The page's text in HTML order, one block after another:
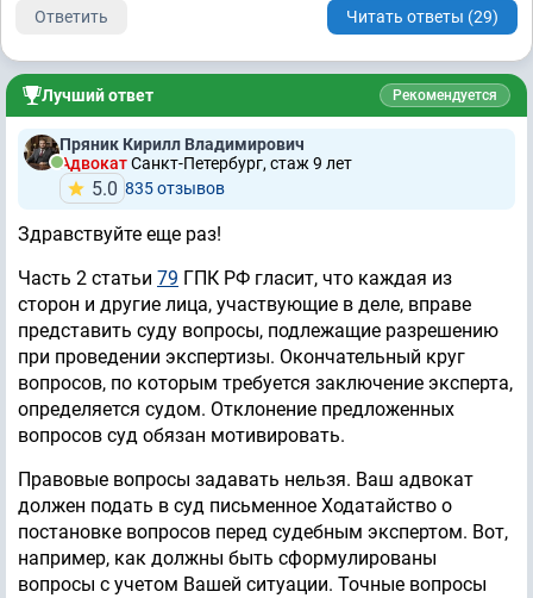
Ответить Читать ответы (29)
Лучший ответ Рекомендуется
Пряник Кирилл Владимирович
АдвокатСанкт-Петербург, стаж 9 лет
5.0 835 отзывов
Здравствуйте еще раз!
Часть 2 статьи 79 ГПК РФ гласит, что каждая из
сторон и другие лица, участвующие в деле, вправе
представить суду вопросы, подлежащие разрешению
при проведении экспертизы. Окончательный круг
вопросов, по которым требуется заключение эксперта,
определяется судом. Отклонение предложенных
вопросов суд обязан мотивировать.
Правовые вопросы задавать нельзя. Ваш адвокат
должен подать в суд письменное Ходатайство о
постановке вопросов перед судебным экспертом. Вот,
например, как должны быть сформулированы
вопросы с учетом Вашей ситуации. Точные вопросы